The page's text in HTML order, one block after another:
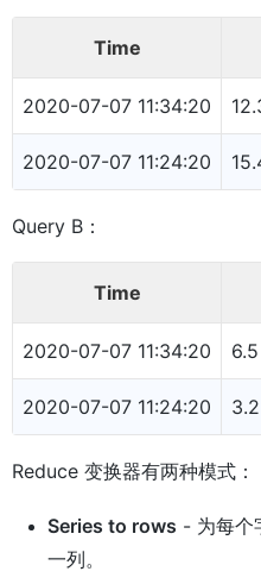
Time
2020-07-07 11:34:20
2020-07-07 11:24:20
Query B：
Time
2020-07-07 11:34:20 6.5
2020-07-07 11:24:20 3.2
Reduce 变换器有两种模式：
Series to rows - 为每个
一列。